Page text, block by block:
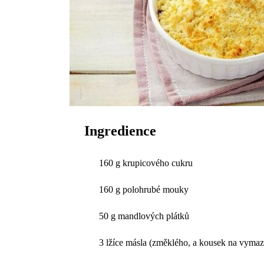
Ingredience
160 g krupicového cukru
160 g polohrubé mouky
50 g mandlových plátků
3 lžíce másla (změklého, a kousek na